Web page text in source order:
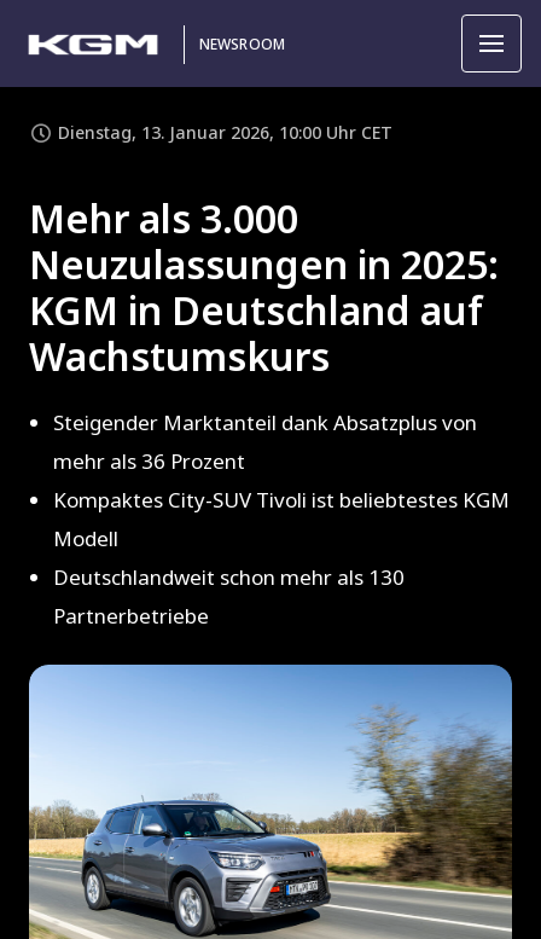
NEWSROOM
Dienstag, 13. Januar 2026, 10:00 Uhr CET
Mehr als 3.000
Neuzulassungen in 2025:
KGM in Deutschland auf
Wachstumskurs
Steigender Marktanteil dank Absatzplus von
mehr als 36 Prozent
Kompaktes City-SUV Tivoli ist beliebtestes KGM
Modell
Deutschlandweit schon mehr als 130
Partnerbetriebe